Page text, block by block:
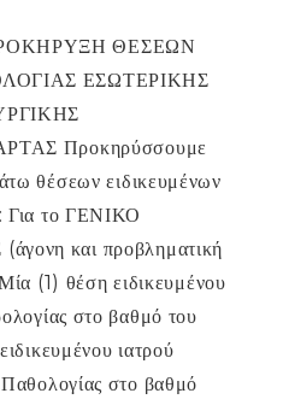
ΘΕΣΕΩΝ
ΕΣΩΤΕΡΙΚΗΣ
Προκηρύσσουμε
θέσεων ειδικευμένων
Για το ΓΕΝΙΚΟ
και προβληματική
(1) θέση ειδικευμένου
στο βαθμό του
ιατρού
Παθολογίας στο βαθμό